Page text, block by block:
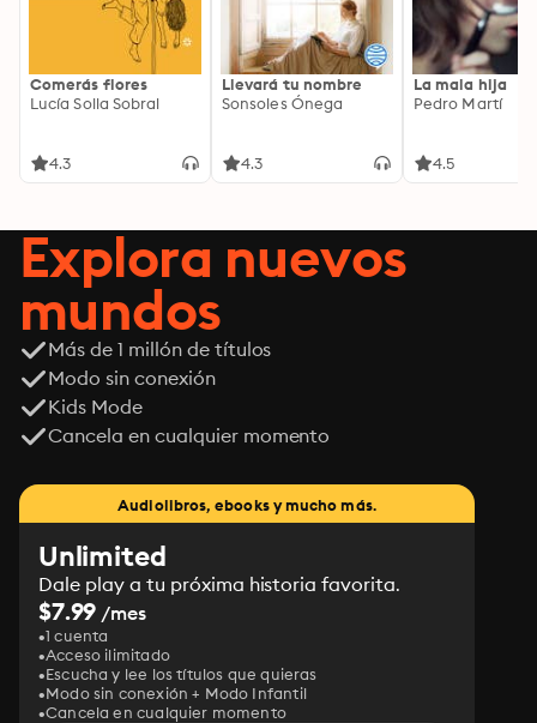
Comerás flores
Lucía Solla Sobral
4.3
Llevará tu nombre
Sonsoles Ónega
4.3
La mala hija
Pedro Martí
4.5
Explora nuevos
mundos
Más de 1 millón de títulos
Modo sin conexión
Kids Mode
Cancela en cualquier momento
Audiolibros, ebooks y mucho más.
Unlimited
Dale play a tu próxima historia favorita.
$7.99 /mes
1 cuenta
Acceso ilimitado
Escucha y lee los títulos que quieras
Modo sin conexión + Modo Infantil
Cancela en cualquier momento